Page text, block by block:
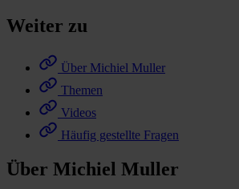
Weiter zu
Über Michiel Muller
Themen
Videos
Häufig gestellte Fragen
Über Michiel Muller